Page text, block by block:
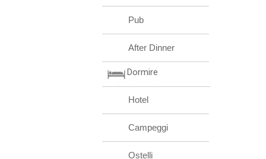
Pub
After Dinner
Dormire
Hotel
Campeggi
Ostelli